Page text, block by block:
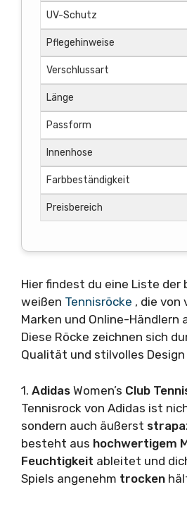
UV-Schutz
Pflegehinweise
Verschlussart
Länge
Passform
Innenhose
Farbbeständigkeit
Preisbereich
Hier findest du eine Liste
weißen Tennisröcke , die von
Marken und Online-Händlern
Diese Röcke zeichnen sich
Qualität und stilvolles Design
1. Adidas Women’s Club
Tennisrock von Adidas ist
sondern auch äußerst
besteht aus hochwertigem
Feuchtigkeit ableitet und
Spiels angenehm trocken